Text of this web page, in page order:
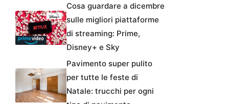
Cosa guardare a dicembre
sulle migliori piattaforme
di streaming: Prime,
Disney+ e Sky
Pavimento super pulito
per tutte le feste di
Natale: trucchi per ogni